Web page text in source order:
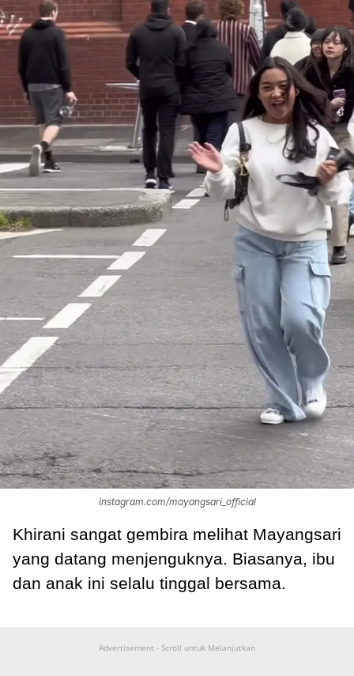
instagram.com/mayangsari_official
Khirani sangat gembira melihat Mayangsari
yang datang menjenguknya. Biasanya, ibu
dan anak ini selalu tinggal bersama.
Advertisement - Scroll untuk Melanjutkan